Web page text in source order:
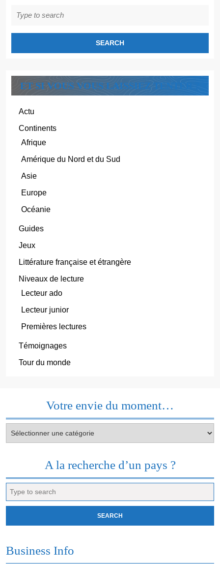
for:
ET SI VOUS VOUS LAISSIEZ TENTER ?
Actu
Continents
Afrique
Amérique du Nord et du Sud
Asie
Europe
Océanie
Guides
Jeux
Littérature française et étrangère
Niveaux de lecture
Lecteur ado
Lecteur junior
Premières lectures
Témoignages
Tour du monde
Votre envie du moment…
envie
A la recherche d’un pays ?
for:
Business Info